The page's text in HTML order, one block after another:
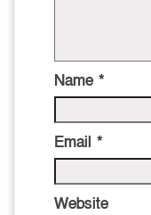
Name *
Email *
Website